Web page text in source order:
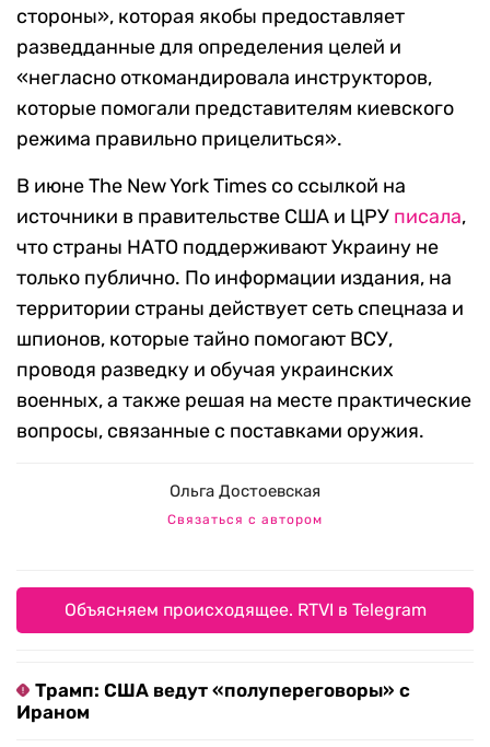
стороны», которая якобы предоставляет
разведданные для определения целей и
«негласно откомандировала инструкторов,
которые помогали представителям киевского
режима правильно прицелиться».
В июне The New York Times со ссылкой на
источники в правительстве США и ЦРУ писала,
что страны НАТО поддерживают Украину не
только публично. По информации издания, на
территории страны действует сеть спецназа и
шпионов, которые тайно помогают ВСУ,
проводя разведку и обучая украинских
военных, а также решая на месте практические
вопросы, связанные с поставками оружия.
Ольга Достоевская
Связаться с автором
Объясняем происходящее. RTVI в Telegram
Трамп: США ведут «полупереговоры» с
Ираном